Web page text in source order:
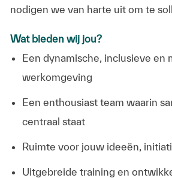
nodigen we van harte uit om te
Wat bieden wij jou?
Een dynamische, inclusieve en
werkomgeving
Een enthousiast team waarin
centraal staat
Ruimte voor jouw ideeën,
Uitgebreide training en